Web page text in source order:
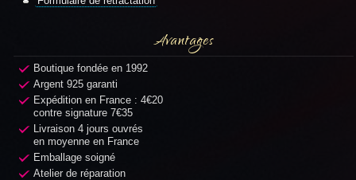
Avantages
Boutique fondée en 1992
Argent 925 garanti
Expédition en France : 4€20
contre signature 7€35
Livraison 4 jours ouvrés
en moyenne en France
Emballage soigné
Atelier de réparation